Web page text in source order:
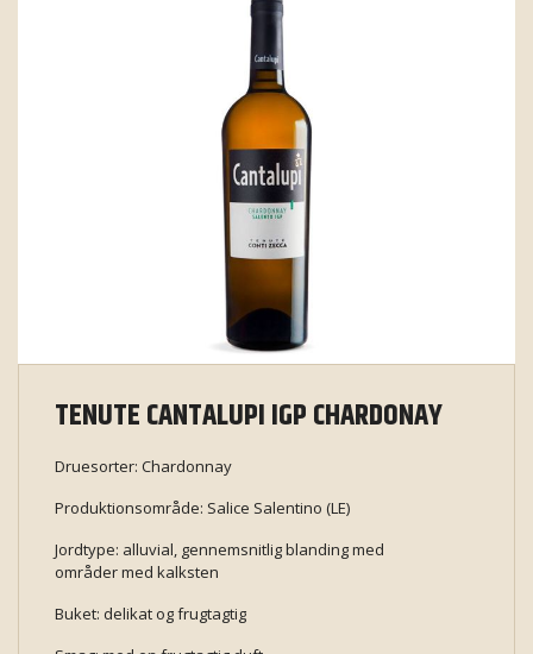
TENUTE CANTALUPI IGP CHARDONAY
Druesorter: Chardonnay
Produktionsområde: Salice Salentino (LE)
Jordtype: alluvial, gennemsnitlig blanding med
områder med kalksten
Buket: delikat og frugtagtig